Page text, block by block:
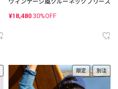
ヴィンテージ風クルーネックフリース
¥18,480 30%OFF
限定 別注